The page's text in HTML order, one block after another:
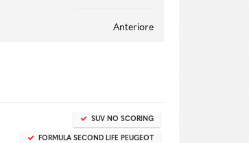
Anteriore
SUV NO SCORING
FORMULA SECOND LIFE PEUGEOT